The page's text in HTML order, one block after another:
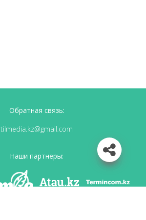
Обратная связь:
tilmedia.kz@gmail.com
Наши партнеры: